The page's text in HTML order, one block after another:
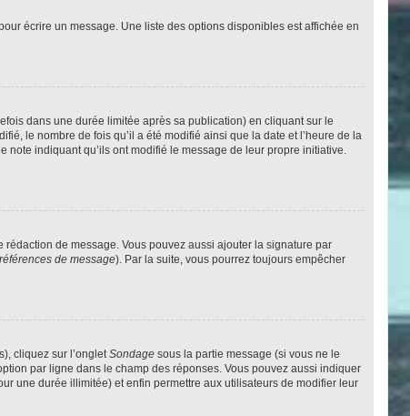
écrire un message. Une liste des options disponibles est affichée en
dans une durée limitée après sa publication) en cliquant sur le
le nombre de fois qu’il a été modifié ainsi que la date et l’heure de la
indiquant qu’ils ont modifié le message de leur propre initiative.
rédaction de message. Vous pouvez aussi ajouter la signature par
de message). Par la suite, vous pourrez toujours empêcher
cliquez sur l’ongletSondage sous la partie message (si vous ne le
par ligne dans le champ des réponses. Vous pouvez aussi indiquer
une durée illimitée) et enfin permettre aux utilisateurs de modifier leur